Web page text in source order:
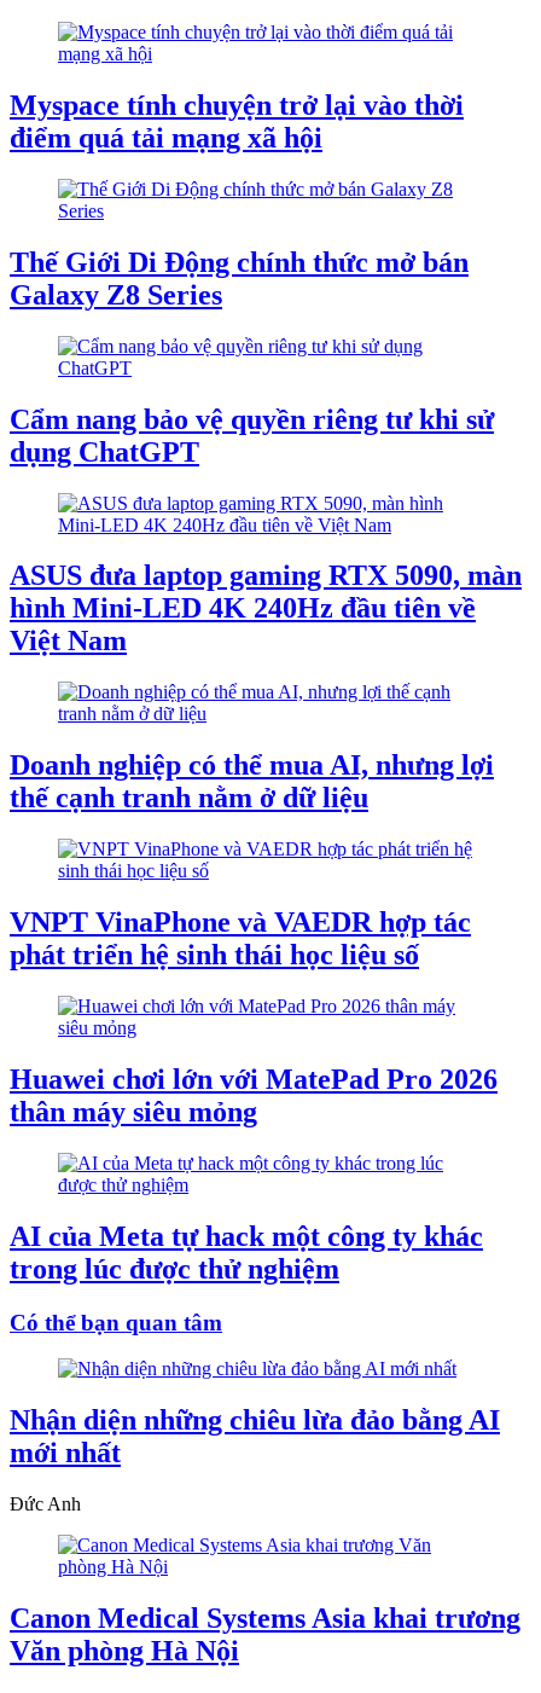
Myspace tính chuyện trở lại vào thời
điểm quá tải mạng xã hội
Thế Giới Di Động chính thức mở bán
Galaxy Z8 Series
Cẩm nang bảo vệ quyền riêng tư khi sử
dụng ChatGPT
ASUS đưa laptop gaming RTX 5090, màn
hình Mini-LED 4K 240Hz đầu tiên về
Việt Nam
Doanh nghiệp có thể mua AI, nhưng lợi
thế cạnh tranh nằm ở dữ liệu
VNPT VinaPhone và VAEDR hợp tác
phát triển hệ sinh thái học liệu số
Huawei chơi lớn với MatePad Pro 2026
thân máy siêu mỏng
AI của Meta tự hack một công ty khác
trong lúc được thử nghiệm
Có thể bạn quan tâm
Nhận diện những chiêu lừa đảo bằng AI
mới nhất
Đức Anh
Canon Medical Systems Asia khai trương
Văn phòng Hà Nội